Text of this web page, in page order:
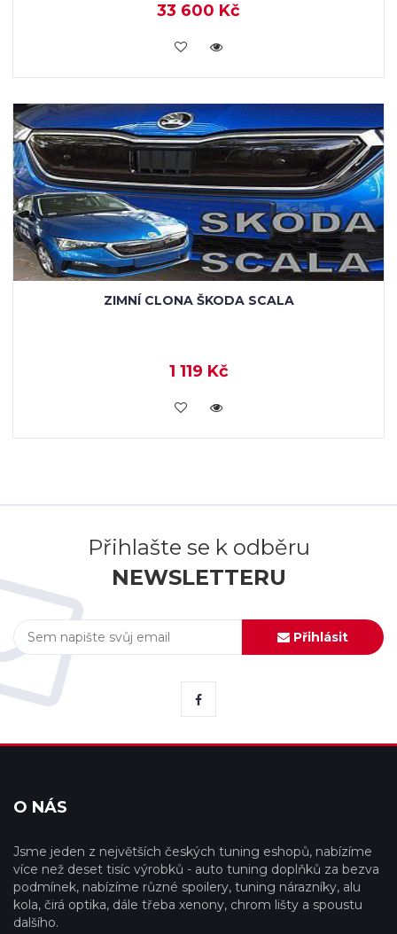
33 600 Kč
KOUPIT
ZIMNÍ CLONA ŠKODA SCALA
1 119 Kč
KOUPIT
Přihlašte se k odběru
NEWSLETTERU
Přihlásit
O NÁS
Jsme jeden z největších českých tuning eshopů, nabízíme
více než deset tisíc výrobků - auto tuning doplňků za bezva
podmínek, nabízíme různé spoilery, tuning nárazníky, alu
kola, čirá optika, dále třeba xenony, chrom lišty a spoustu
dalšího.